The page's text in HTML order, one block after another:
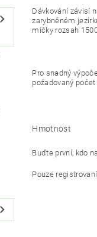
Dávkování závisí
zarybněném
míčky rozsah
Pro snadný
požadovaný počet
Hmotnost
Buďte první, kdo
Pouze